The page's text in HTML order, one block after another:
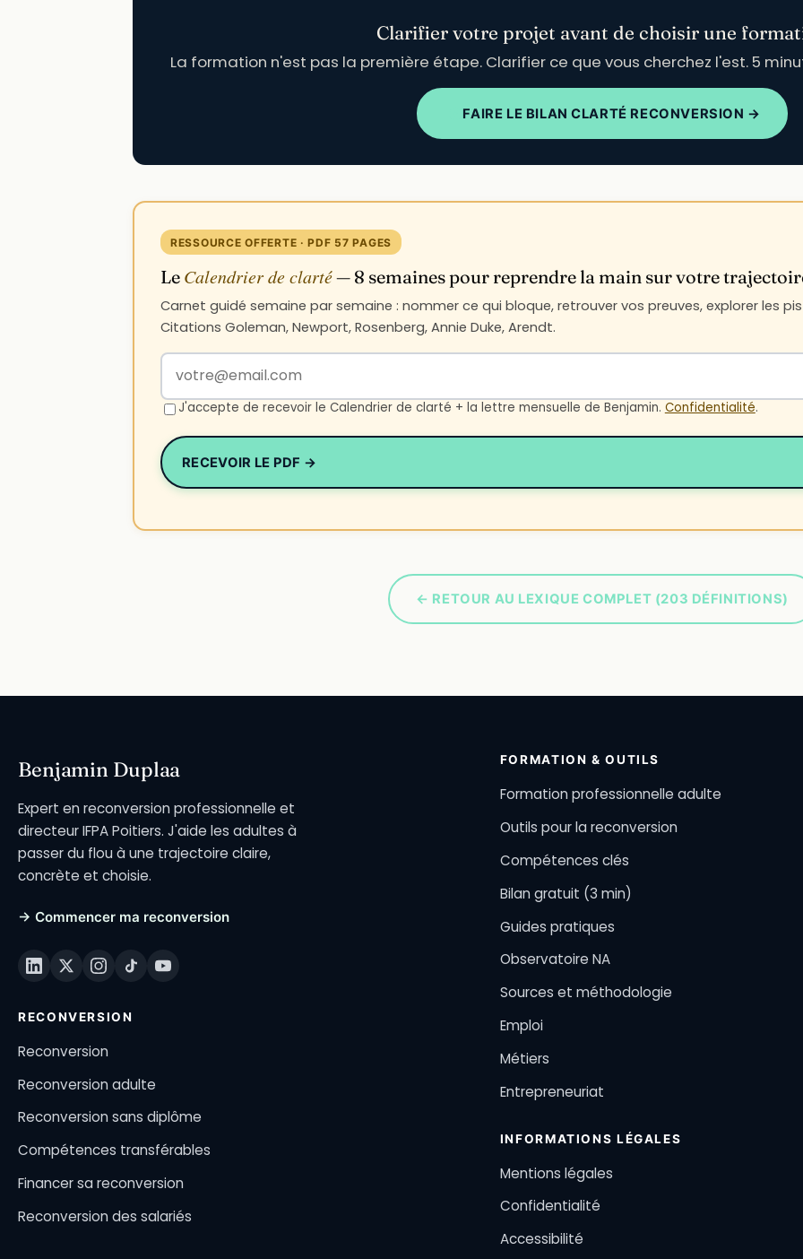
Clarifier votre projet avant de choisir une
La formation n'est pas la première étape. Clarifier ce que vous cherchez l'est. 5
FAIRE LE BILAN CLARTÉ RECONVERSION →
RESSOURCE OFFERTE · PDF 57 PAGES
Le Calendrier de clarté— 8 semaines pour reprendre la main sur votre
Carnet guidé semaine par semaine : nommer ce qui bloque, retrouver vos preuves, explorer les
Citations Goleman, Newport, Rosenberg, Annie Duke, Arendt.
Votre adresse email
J'accepte de recevoir le Calendrier de clarté + la lettre mensuelle de Benjamin. Confidentialité.
RECEVOIR LE PDF →
← RETOUR AU LEXIQUE COMPLET (203 DÉFINITIONS)
Benjamin Duplaa
Expert en reconversion professionnelle et
directeur IFPA Poitiers. J'aide les adultes à
passer du flou à une trajectoire claire,
concrète et choisie.
→ Commencer ma reconversion
RECONVERSION
Reconversion
Reconversion adulte
Reconversion sans diplôme
Compétences transférables
Financer sa reconversion
Reconversion des salariés
FORMATION & OUTILS
Formation professionnelle adulte
Outils pour la reconversion
Compétences clés
Bilan gratuit (3 min)
Guides pratiques
Observatoire NA
Sources et méthodologie
Emploi
Métiers
Entrepreneuriat
INFORMATIONS LÉGALES
Mentions légales
Confidentialité
Accessibilité